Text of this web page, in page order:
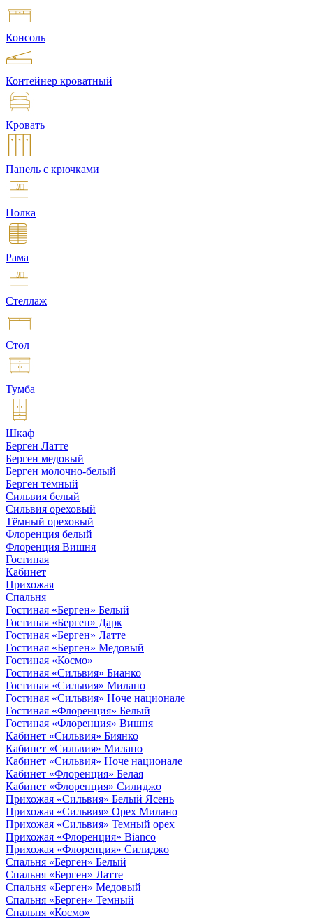
Консоль
Контейнер кроватный
Кровать
Панель с крючками
Полка
Рама
Стеллаж
Стол
Тумба
Шкаф
Берген Латте
Берген медовый
Берген молочно-белый
Берген тёмный
Сильвия белый
Сильвия ореховый
Тёмный ореховый
Флоренция белый
Флоренция Вишня
Гостиная
Кабинет
Прихожая
Спальня
Гостиная «Берген» Белый
Гостиная «Берген» Дарк
Гостиная «Берген» Латте
Гостиная «Берген» Медовый
Гостиная «Космо»
Гостиная «Сильвия» Бианко
Гостиная «Сильвия» Милано
Гостиная «Сильвия» Ноче национале
Гостиная «Флоренция» Белый
Гостиная «Флоренция» Вишня
Кабинет «Сильвия» Биянко
Кабинет «Сильвия» Милано
Кабинет «Сильвия» Ноче национале
Кабинет «Флоренция» Белая
Кабинет «Флоренция» Силиджо
Прихожая «Сильвия» Белый Ясень
Прихожая «Сильвия» Орех Милано
Прихожая «Сильвия» Темный орех
Прихожая «Флоренция» Bianco
Прихожая «Флоренция» Силиджо
Спальня «Берген» Белый
Спальня «Берген» Латте
Спальня «Берген» Медовый
Спальня «Берген» Темный
Спальня «Космо»